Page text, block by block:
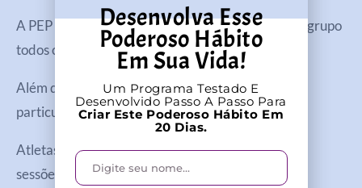
A PEP oferece sessões ao vivo de breathwork em grupo
todos os domingos para você experimentar.
Além disso, você também pode agendar sessões
particulares de acordo com suas necessidades.
Atletas podem beneficiar-se particularmente de
sessões personalizadas, que focam em suas
Desenvolva Esse
Poderoso Hábito
Em Sua Vida!
Um Programa Testado E
Desenvolvido Passo A Passo Para
Criar Este Poderoso Hábito Em
20 Dias.